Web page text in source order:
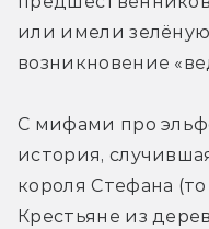
или имели
возникновение
С мифами про
история,
короля Стефана (то
Крестьяне из